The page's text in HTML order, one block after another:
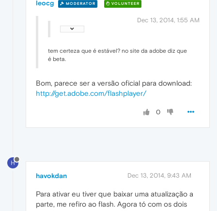
leocg MODERATOR VOLUNTEER
Dec 13, 2014, 1:55 AM
tem certeza que é estável? no site da adobe diz que
é beta.
Bom, parece ser a versão oficial para download:
http://get.adobe.com/flashplayer/
0
H
havokdan Dec 13, 2014, 9:43 AM
Para ativar eu tiver que baixar uma atualização a
parte, me refiro ao flash. Agora tó com os dois